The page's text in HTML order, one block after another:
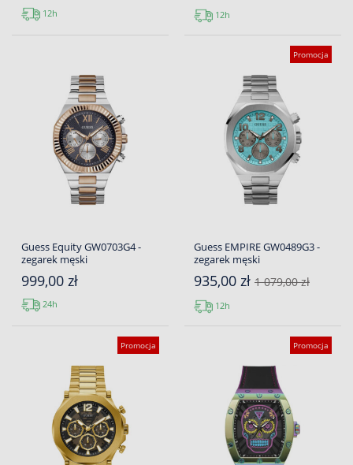
12h 12h
Guess Equity GW0703G4 -
zegarek męski
999,00 zł
24h
Promocja
Guess EMPIRE GW0489G3 -
zegarek męski
935,00 zł 1 079,00 zł
12h
Promocja Promocja